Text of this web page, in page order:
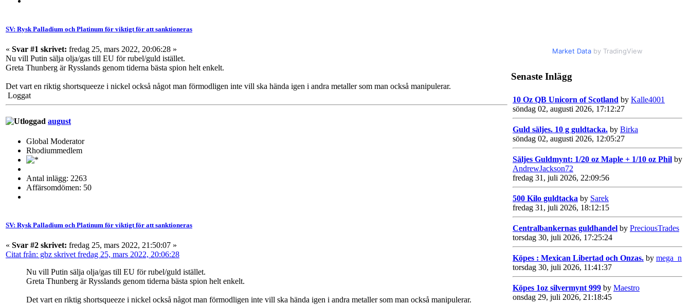
SV: Rysk Palladium och Platinum för viktigt för att sanktioneras
« Svar #1 skrivet: fredag 25, mars 2022, 20:06:28 »
Nu vill Putin sälja olja/gas till EU för rubel/guld istället.
Greta Thunberg är Rysslands genom tiderna bästa spion helt enkelt.
Det vart en riktig shortsqueeze i nickel också något man förmodligen inte vill ska hända igen i andra metaller som man också manipulerar.
Loggat
august
Global Moderator
Rhodiummedlem
Antal inlägg: 2263
Affärsomdömen: 50
SV: Rysk Palladium och Platinum för viktigt för att sanktioneras
« Svar #2 skrivet: fredag 25, mars 2022, 21:50:07 »
Citat från: gbz skrivet fredag 25, mars 2022, 20:06:28
Nu vill Putin sälja olja/gas till EU för rubel/guld istället.
Greta Thunberg är Rysslands genom tiderna bästa spion helt enkelt.
Det vart en riktig shortsqueeze i nickel också något man förmodligen inte vill ska hända igen i andra metaller som man också manipulerar.
Market Data by TradingView
Senaste Inlägg
10 Oz QB Unicorn of Scotland by Kalle4001
söndag 02, augusti 2026, 17:12:27
Guld säljes. 10 g guldtacka. by Birka
söndag 02, augusti 2026, 12:05:27
Säljes Guldmynt: 1/20 oz Maple + 1/10 oz Phil by
AndrewJackson72
fredag 31, juli 2026, 22:09:56
500 Kilo guldtacka by Sarek
fredag 31, juli 2026, 18:12:15
Centralbankernas guldhandel by PreciousTrades
torsdag 30, juli 2026, 17:25:24
Köpes : Mexican Libertad och Onzas. by mega_n
torsdag 30, juli 2026, 11:41:37
Köpes 1oz silvermynt 999 by Maestro
onsdag 29, juli 2026, 21:18:45